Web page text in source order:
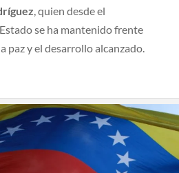
, quien desde el
se ha mantenido frente
paz y el desarrollo alcanzado.